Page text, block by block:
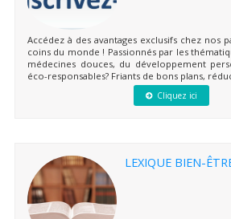
Accédez à des avantages exclusifs chez nos
coins du monde ! Passionnés par les
médecines douces, du développement
éco-responsables? Friants de bons plans,
Cliquez ici
LEXIQUE BIEN-